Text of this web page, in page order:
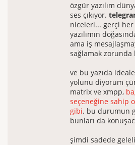
özgür yazılım
ses çıkıyor.
niceleri... gerçi her
yazılımın
ama iş
sağlamak zorunda
ve bu yazıda
yolunu diyorum
matrix ve xmpp,
seçeneğine sahip
gibi. bu durumun
bunları da
şimdi sadede